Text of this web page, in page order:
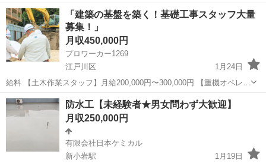
「建築の基盤を築く！基礎工事スタッフ大量
募集！」
月収450,000円
プロワーカー1269
江戸川区
1月24日
給料 【土木作業スタッフ】月給200,000円〜300,000円 【重機オペレー
ター】月給300,000円〜450,000円 【大型トラック運転手】月給
300,000円〜450,000円 【現場監督】月給350,00...
東京 江戸川区 その他 重機
防水工【未経験者★男女問わず大歓迎】
月収250,000円
有限会社日本ケミカル
新小岩駅
1月19日